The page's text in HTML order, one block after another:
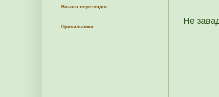
Не
Всього переглядів
Прихильники